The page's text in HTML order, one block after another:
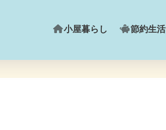
小屋暮らし 節約生活